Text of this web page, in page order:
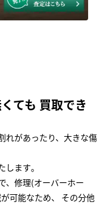
ても 買取でき
れがあったり、大きな傷
します｡
、修理(オーバーホー
可能なため、 その分他